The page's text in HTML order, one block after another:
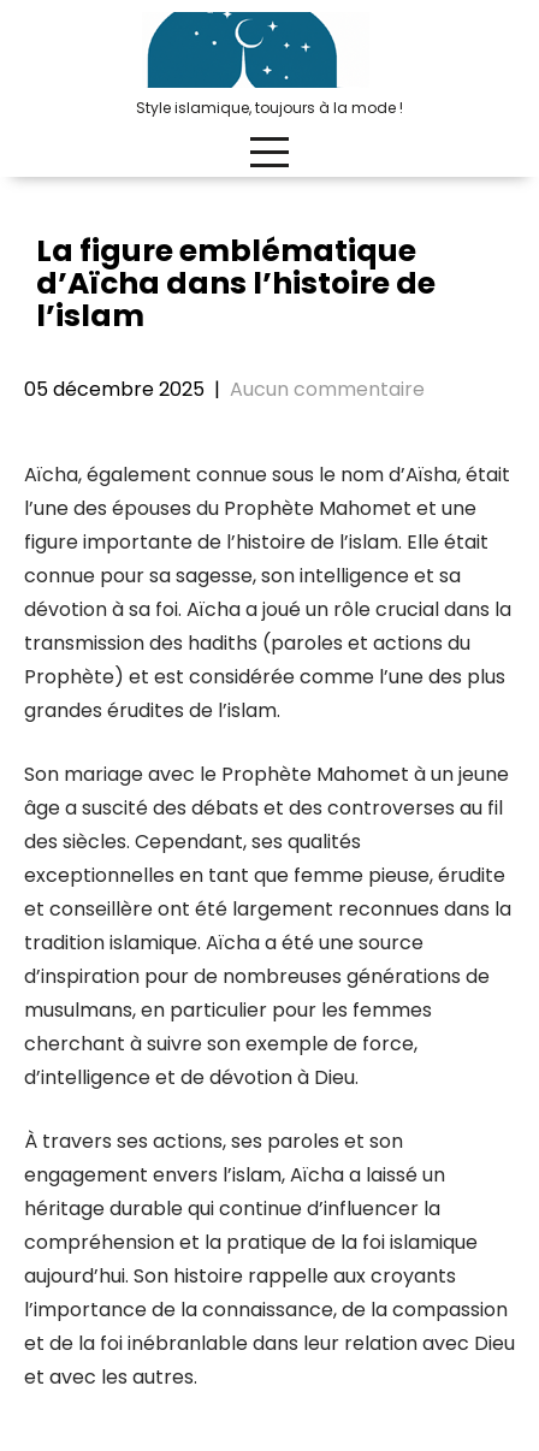
Style islamique, toujours à la mode !
La figure emblématique
d’Aïcha dans l’histoire de
l’islam
05 décembre 2025 | Aucun commentaire
Aïcha, également connue sous le nom d’Aïsha, était
l’une des épouses du Prophète Mahomet et une
figure importante de l’histoire de l’islam. Elle était
connue pour sa sagesse, son intelligence et sa
dévotion à sa foi. Aïcha a joué un rôle crucial dans la
transmission des hadiths (paroles et actions du
Prophète) et est considérée comme l’une des plus
grandes érudites de l’islam.
Son mariage avec le Prophète Mahomet à un jeune
âge a suscité des débats et des controverses au fil
des siècles. Cependant, ses qualités
exceptionnelles en tant que femme pieuse, érudite
et conseillère ont été largement reconnues dans la
tradition islamique. Aïcha a été une source
d’inspiration pour de nombreuses générations de
musulmans, en particulier pour les femmes
cherchant à suivre son exemple de force,
d’intelligence et de dévotion à Dieu.
À travers ses actions, ses paroles et son
engagement envers l’islam, Aïcha a laissé un
héritage durable qui continue d’influencer la
compréhension et la pratique de la foi islamique
aujourd’hui. Son histoire rappelle aux croyants
l’importance de la connaissance, de la compassion
et de la foi inébranlable dans leur relation avec Dieu
et avec les autres.